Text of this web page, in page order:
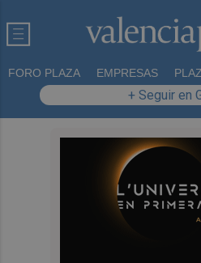
FORO PLAZA EMPRESAS
+ Seguir en